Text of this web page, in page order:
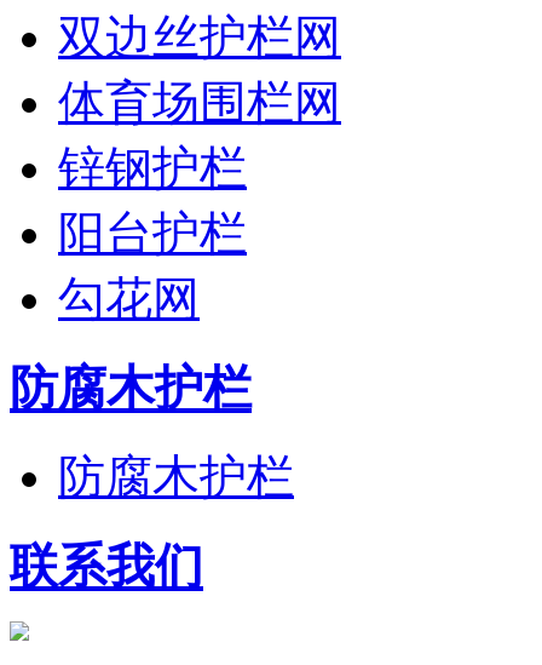
双边丝护栏网
体育场围栏网
锌钢护栏
阳台护栏
勾花网
防腐木护栏
防腐木护栏
联系我们